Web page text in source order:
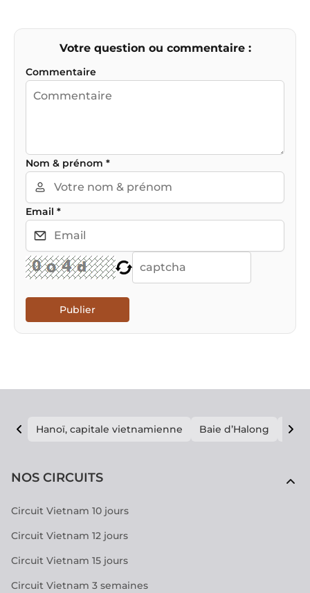
Votre question ou commentaire :
Commentaire
Nom & prénom *
Email *
Publier
Hanoï, capitale vietnamienne Baie d’Halong E
NOS CIRCUITS
Circuit Vietnam 10 jours
Circuit Vietnam 12 jours
Circuit Vietnam 15 jours
Circuit Vietnam 3 semaines